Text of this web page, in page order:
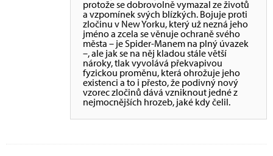
protože se dobrovolně vymazal ze životů
a vzpomínek svých blízkých. Bojuje proti
zločinu v New Yorku, který už nezná jeho
jméno a zcela se věnuje ochraně svého
města – je Spider-Manem na plný úvazek
–, ale jak se na něj kladou stále větší
nároky, tlak vyvolává překvapivou
fyzickou proměnu, která ohrožuje jeho
existenci a to i přesto, že podivný nový
vzorec zločinů dává vzniknout jedné z
nejmocnějších hrozeb, jaké kdy čelil.